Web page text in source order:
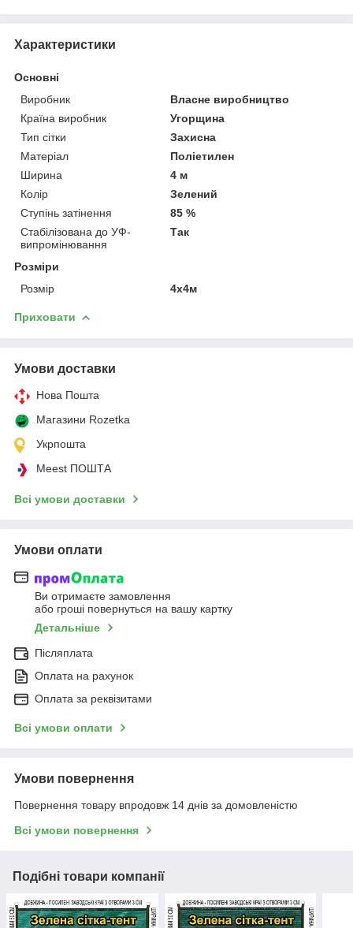
Характеристики
Основні
Виробник
Власне виробництво
Країна виробник
Угорщина
Тип сітки
Захисна
Матеріал
Поліетилен
Ширина
4 м
Колір
Зелений
Ступінь затінення
85 %
Стабілізована до УФ-
випромінювання
Так
Розміри
Розмір
4х4м
Приховати
Умови доставки
Нова Пошта
Магазини Rozetka
Укрпошта
Meest ПОШТА
Всі умови доставки
Умови оплати
Ви отримаєте замовлення
або гроші повернуться на вашу картку
Детальніше
Післяплата
Оплата на рахунок
Оплата за реквізитами
Всі умови оплати
Умови повернення
Повернення товару впродовж 14 днів за домовленістю
Всі умови повернення
Подібні товари компанії